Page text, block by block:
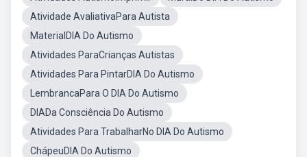
Atividade AvaliativaPara Autista
MaterialDIA Do Autismo
Atividades ParaCrianças Autistas
Atividades Para PintarDIA Do Autismo
LembrancaPara O DIA Do Autismo
DIADa Consciência Do Autismo
Atividades Para TrabalharNo DIA Do Autismo
ChápeuDIA Do Autismo